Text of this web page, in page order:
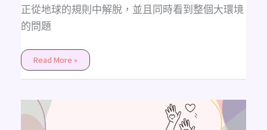
正從地球的規則中解脫，並且同時看到整個大環境
的問題
Read More »
《主